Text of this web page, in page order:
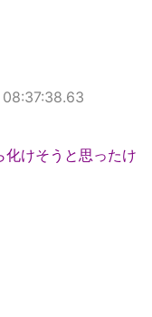
化けそうと思ったけ